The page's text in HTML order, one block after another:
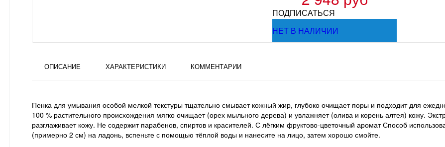
ПОДПИСАТЬСЯ
НЕТ В НАЛИЧИИ
ОПИСАНИЕ ХАРАКТЕРИСТИКИ КОММЕНТАРИИ
Пенка для умывания особой мелкой текстуры тщательно смывает кожный жир, глубоко очищает поры и подходит для
100 % растительного происхождения мягко очищает (орех мыльного дерева) и увлажняет (олива и корень алтея) кожу.
разглаживает кожу. Не содержит парабенов, спиртов и красителей. С лёгким фруктово-цветочный аромат Способ
(примерно 2 см) на ладонь, вспеньте с помощью тёплой воды и нанесите на лицо, затем хорошо смойте.